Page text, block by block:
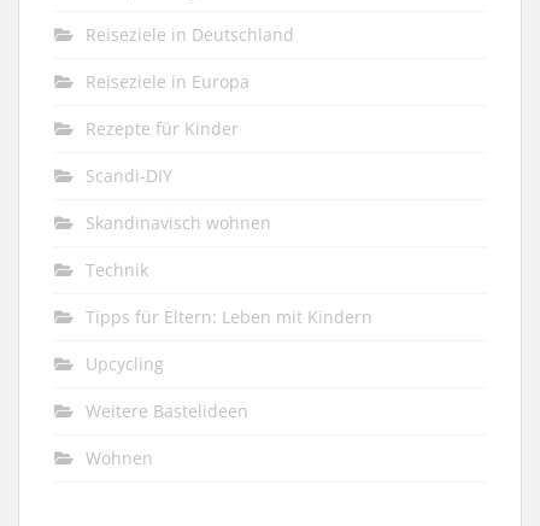
Reiseziele in Deutschland
Reiseziele in Europa
Rezepte für Kinder
Scandi-DIY
Skandinavisch wohnen
Technik
Tipps für Eltern: Leben mit Kindern
Upcycling
Weitere Bastelideen
Wohnen